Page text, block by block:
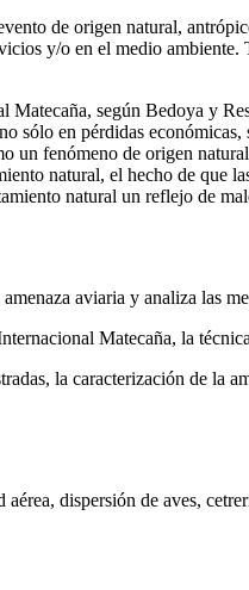
de origen natural,
y/o en el medio
según Bedoya y
sólo en pérdidas
un fenómeno de origen
natural, el hecho de que
natural un reflejo de
aviaria y analiza las
Matecaña, la
la caracterización de la
dispersión de aves,